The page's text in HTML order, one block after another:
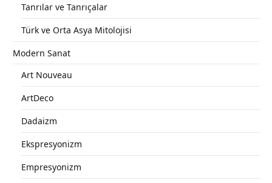
Tanrılar ve Tanrıçalar
Türk ve Orta Asya Mitolojisi
Modern Sanat
Art Nouveau
ArtDeco
Dadaizm
Ekspresyonizm
Empresyonizm